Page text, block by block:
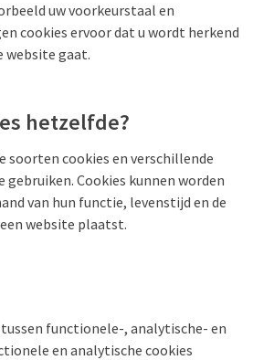
uw voorkeurstaal en
cookies ervoor dat u wordt herkend
website gaat.
hetzelfde?
soorten cookies en verschillende
gebruiken. Cookies kunnen worden
van hun functie, levenstijd en de
website plaatst.
functionele-, analytische- en
en analytische cookies